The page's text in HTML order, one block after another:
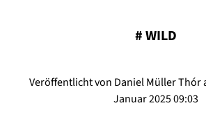
#WILD
Veröffentlicht von Daniel Müller Thór
Januar 2025 09:03